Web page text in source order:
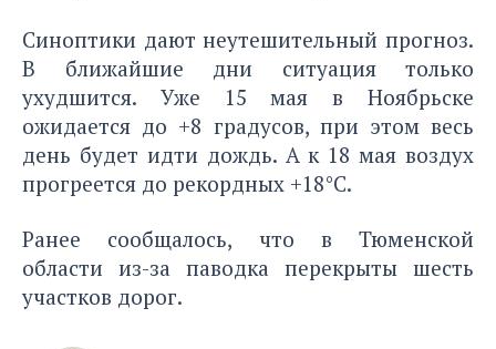
Синоптики дают неутешительный прогноз.
В ближайшие дни ситуация только
ухудшится. Уже 15 мая в Ноябрьске
ожидается до +8 градусов, при этом весь
день будет идти дождь. А к 18 мая воздух
прогреется до рекордных +18°C.
Ранее сообщалось, что в Тюменской
области из-за паводка перекрыты шесть
участков дорог.